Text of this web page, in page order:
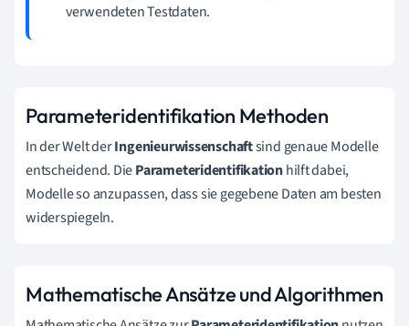
verwendeten Testdaten.
Parameteridentifikation Methoden
In der Welt derIngenieurwissenschaftsind genaue Modelle
entscheidend. DieParameteridentifikationhilft dabei,
Modelle so anzupassen, dass sie gegebene Daten am besten
widerspiegeln.
Mathematische Ansätze und Algorithmen